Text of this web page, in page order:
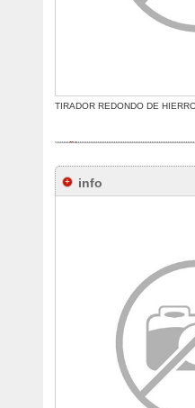
TIRADOR REDONDO DE
info